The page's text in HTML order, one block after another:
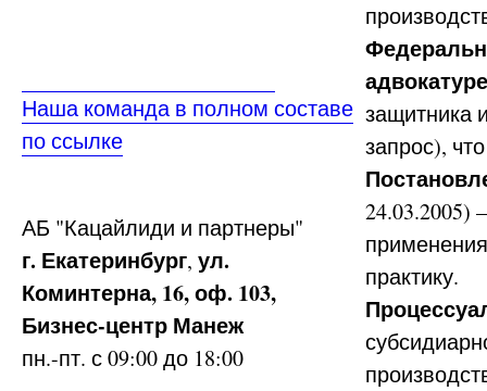
Наша команда в полном составе
по ссылке
АБ "Кацайлиди и партнеры"
г. Екатеринбург, ул.
Коминтерна, 16, оф. 103,
Бизнес-центр Манеж
пн.-пт. с 09:00 до 18:00
защитника
запрос),
практику.